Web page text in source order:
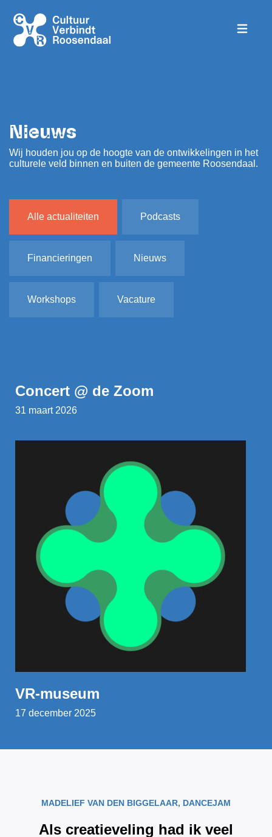
Nieuws
Wij houden jou op de hoogte van de ontwikkelingen in het
culturele veld binnen en buiten de gemeente Roosendaal.
Alle actualiteiten Podcasts
Financieringen Nieuws
Workshops Vacature
Concert @ de Zoom
31 maart 2026
VR-museum
17 december 2025
MADELIEF VAN DEN BIGGELAAR, DANCEJAM
Als creatieveling had ik veel